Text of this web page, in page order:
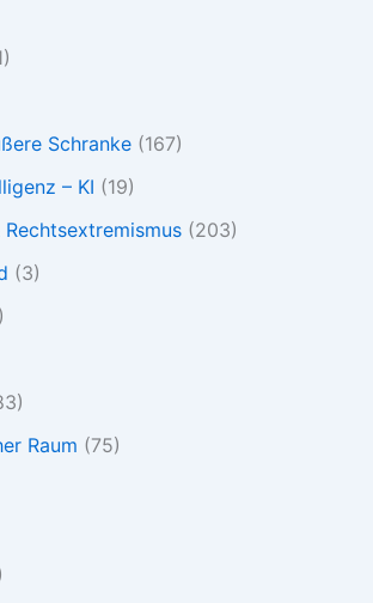
Schranke(167)
– KI (19)
Rechtsextremismus(203)
(3)
Raum (75)